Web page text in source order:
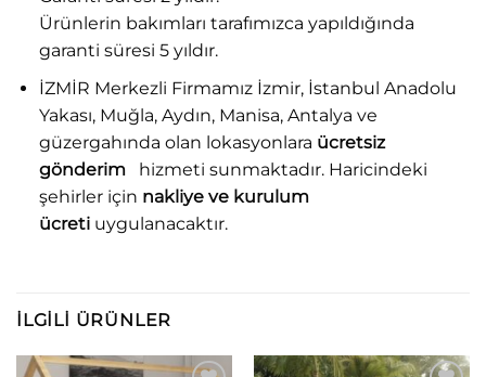
Ürünlerin bakımları tarafımızca yapıldığında
garanti süresi 5 yıldır.
İZMİR Merkezli Firmamız İzmir, İstanbul Anadolu
Yakası, Muğla, Aydın, Manisa, Antalya ve
güzergahında olan lokasyonlara ücretsiz
gönderim
hizmeti sunmaktadır. Haricindeki
şehirler için nakliye ve kurulum
ücretiuygulanacaktır.
İLGILI ÜRÜNLER